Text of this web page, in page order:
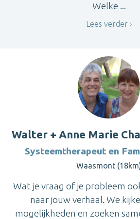
Welke ...
Lees verder
Walter + Anne Marie
Systeemtherapeut en
Waasmont
Wat je vraag of je probleem
naar jouw verhaal. We
mogelijkheden en zoeken